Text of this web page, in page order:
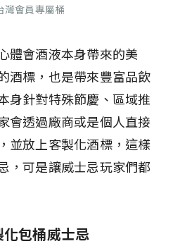
會員專屬桶
體會酒液本身帶來的美
酒標，也是帶來豐富品飲
身針對特殊節慶、區域推
會透過廠商或是個人直接
並放上客製化酒標，這樣
，可是讓威士忌玩家們都
包桶威士忌